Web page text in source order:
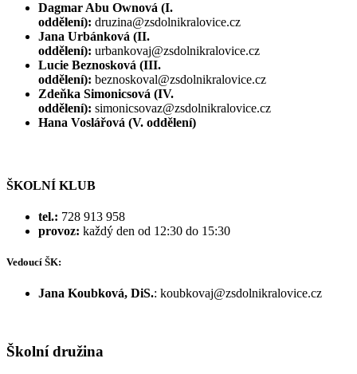
Dagmar Abu Ownová (I.
oddělení): druzina@zsdolnikralovice.cz
Jana Urbánková (II.
oddělení): urbankovaj@zsdolnikralovice.cz
Lucie Beznosková (III.
oddělení): beznoskoval@zsdolnikralovice.cz
Zdeňka Simonicsová (IV.
oddělení): simonicsovaz@zsdolnikralovice.cz
Hana Voslářová (V. oddělení)
ŠKOLNÍ KLUB
tel.: 728 913 958
provoz: každý den od 12:30 do 15:30
Vedoucí ŠK:
Jana Koubková, DiS.: koubkovaj@zsdolnikralovice.cz
Školní družina